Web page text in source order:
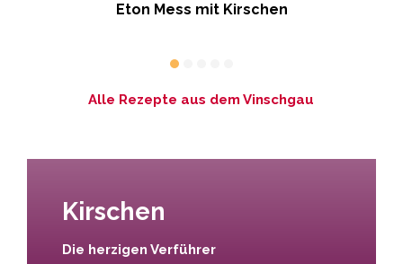
Eton Mess mit Kirschen
Alle Rezepte aus dem Vinschgau
Kirschen
Die herzigen Verführer